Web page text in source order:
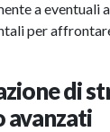
a eventuali
per
di
avanzati